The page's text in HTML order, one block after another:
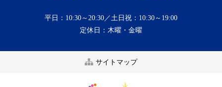
平日：10:30～20:30／土日祝：10:30～19:00
定休日：木曜・金曜
サイトマップ